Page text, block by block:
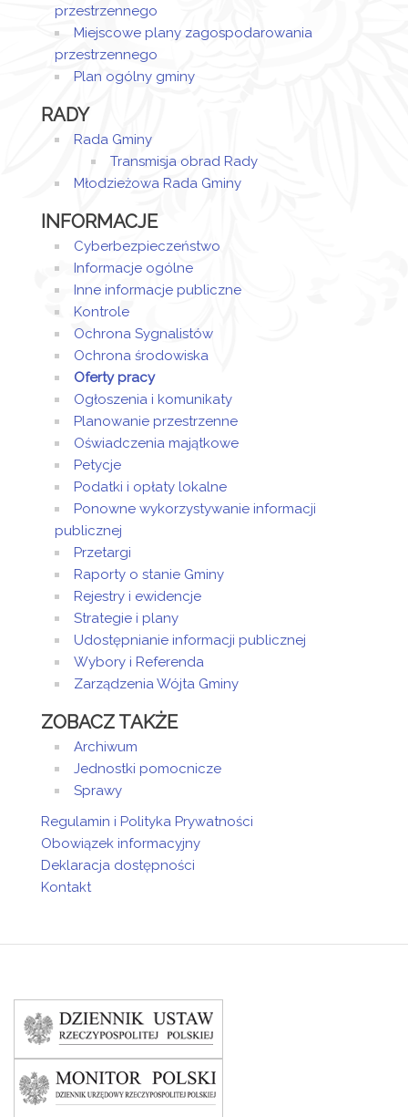
przestrzennego
Miejscowe plany zagospodarowania
przestrzennego
Plan ogólny gminy
RADY
Rada Gminy
Transmisja obrad Rady
Młodzieżowa Rada Gminy
INFORMACJE
Cyberbezpieczeństwo
Informacje ogólne
Inne informacje publiczne
Kontrole
Ochrona Sygnalistów
Ochrona środowiska
Oferty pracy
Ogłoszenia i komunikaty
Planowanie przestrzenne
Oświadczenia majątkowe
Petycje
Podatki i opłaty lokalne
Ponowne wykorzystywanie informacji
publicznej
Przetargi
Raporty o stanie Gminy
Rejestry i ewidencje
Strategie i plany
Udostępnianie informacji publicznej
Wybory i Referenda
Zarządzenia Wójta Gminy
ZOBACZ TAKŻE
Archiwum
Jednostki pomocnicze
Sprawy
Regulamin i Polityka Prywatności
Obowiązek informacyjny
Deklaracja dostępności
Kontakt